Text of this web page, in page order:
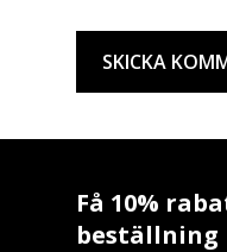
Få 10%
beställning